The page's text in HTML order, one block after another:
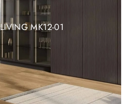
LIVING MK12-01